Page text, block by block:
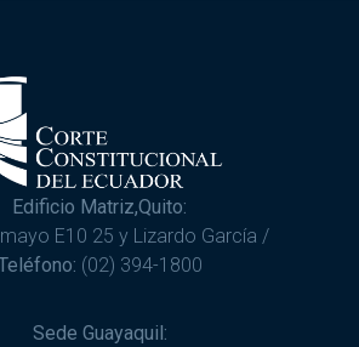
Edificio Matriz,Quito:
E10 25 y Lizardo García /
(02) 394-1800
Sede Guayaquil: